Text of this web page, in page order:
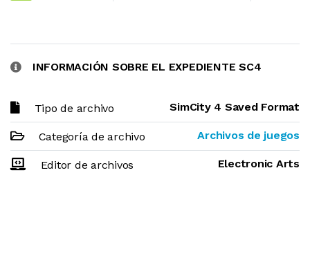
INFORMACIÓN SOBRE EL EXPEDIENTE SC4
Tipo de archivo SimCity 4 Saved Format
Categoría de archivo Archivos de juegos
Editor de archivos Electronic Arts